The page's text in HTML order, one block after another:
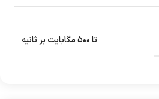
تا ۵۰۰ مگابایت بر ثانیه